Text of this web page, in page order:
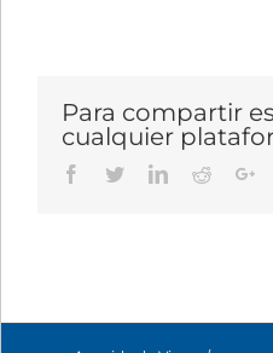
Para compartir
cualquier
Facebook
TwitterLinkedIn
Reddit